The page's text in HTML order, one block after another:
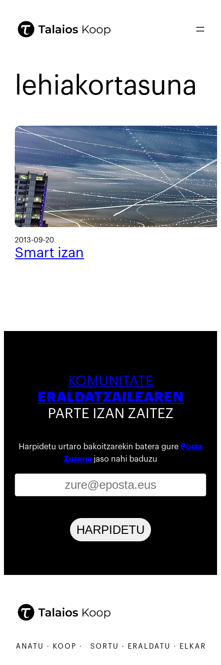
lehiakortasuna
2013-09-20
Smart izan
KOMUNITATE
ERALDATZAILEAREN
PARTE IZAN ZAITEZ
Harpidetu urtaro bakoitzarekin batera gure Posta
Zuzena jaso nahi baduzu
HARPIDETU
· KOOP · SORTU · ERALDATU ·